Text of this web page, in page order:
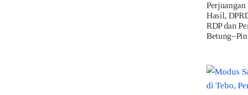
Hasil,
RDP dan